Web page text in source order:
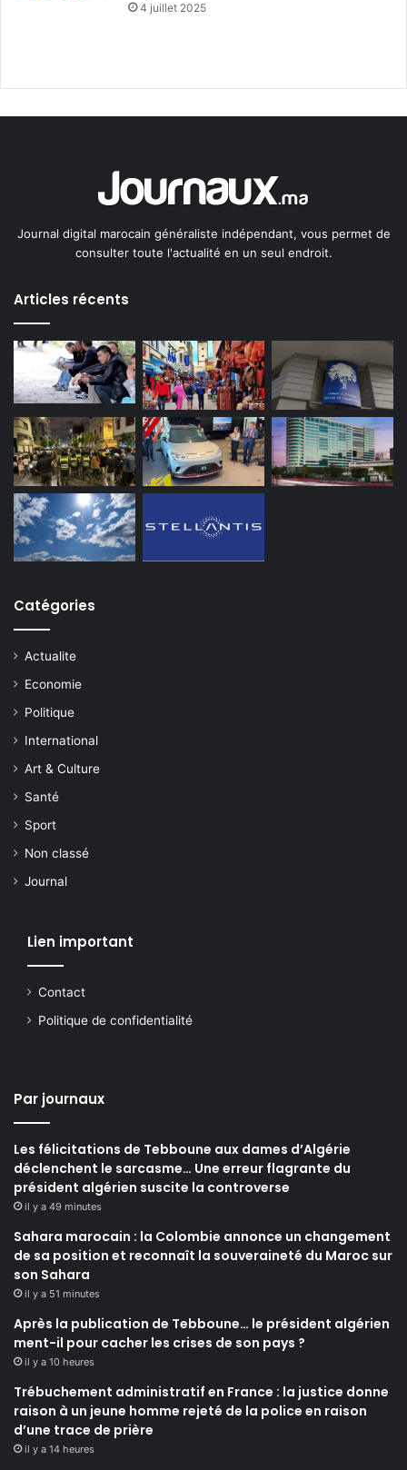
4 juillet 2025
Journal digital marocain généraliste indépendant, vous permet de
consulter toute l'actualité en un seul endroit.
Articles récents
Catégories
Actualite
Economie
Politique
International
Art & Culture
Santé
Sport
Non classé
Journal
Lien important
Contact
Politique de confidentialité
Par journaux
Les félicitations de Tebboune aux dames d’Algérie
déclenchent le sarcasme… Une erreur flagrante du
président algérien suscite la controverse
il y a 49 minutes
Sahara marocain : la Colombie annonce un changement
de sa position et reconnaît la souveraineté du Maroc sur
son Sahara
il y a 51 minutes
Après la publication de Tebboune… le président algérien
ment-il pour cacher les crises de son pays ?
il y a 10 heures
Trébuchement administratif en France : la justice donne
raison à un jeune homme rejeté de la police en raison
d’une trace de prière
il y a 14 heures